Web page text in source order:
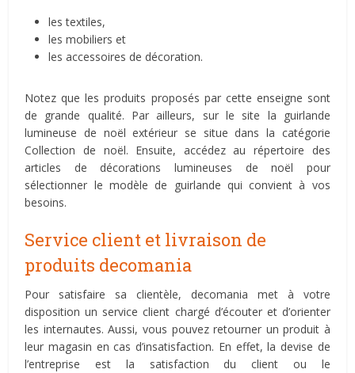
les textiles,
les mobiliers et
les accessoires de décoration.
Notez que les produits proposés par cette enseigne sont
de grande qualité. Par ailleurs, sur le site la guirlande
lumineuse de noël extérieur se situe dans la catégorie
Collection de noël. Ensuite, accédez au répertoire des
articles de décorations lumineuses de noël pour
sélectionner le modèle de guirlande qui convient à vos
besoins.
Service client et livraison de
produits decomania
Pour satisfaire sa clientèle, decomania met à votre
disposition un service client chargé d’écouter et d’orienter
les internautes. Aussi, vous pouvez retourner un produit à
leur magasin en cas d’insatisfaction. En effet, la devise de
l’entreprise est la satisfaction du client ou le